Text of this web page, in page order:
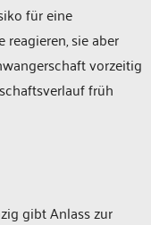
für eine
sie aber
vorzeitig
früh
gibt Anlass zur